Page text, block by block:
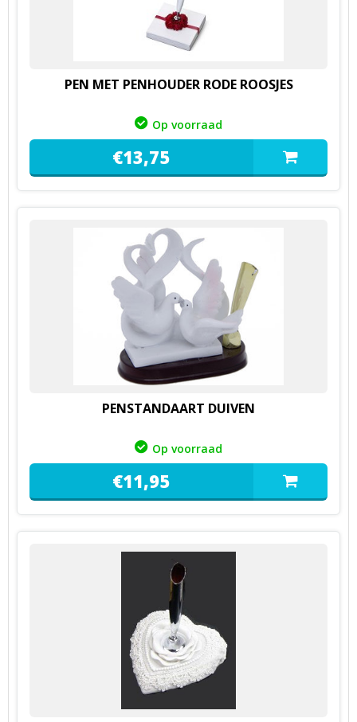
PEN MET PENHOUDER RODE ROOSJES
Op voorraad
€13,75
PENSTANDAART DUIVEN
Op voorraad
€11,95